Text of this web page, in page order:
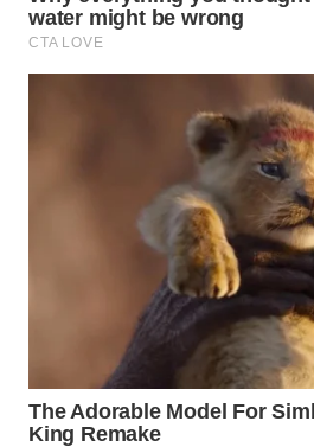
WAHANA
OTOMOTIF
Wahana
Network